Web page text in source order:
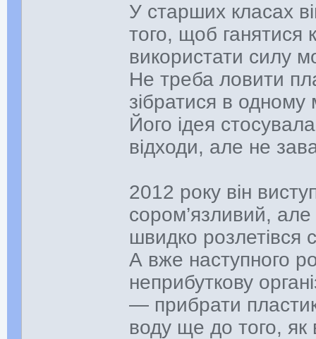
У старших класах
того, щоб ганятися
використати силу
Не треба ловити
зібратися в одному
Його ідея
відходи, але не
2012 року він
сором’язливий,
швидко розлетівся
А вже наступного
неприбуткову
— прибрати
воду ще до того, як